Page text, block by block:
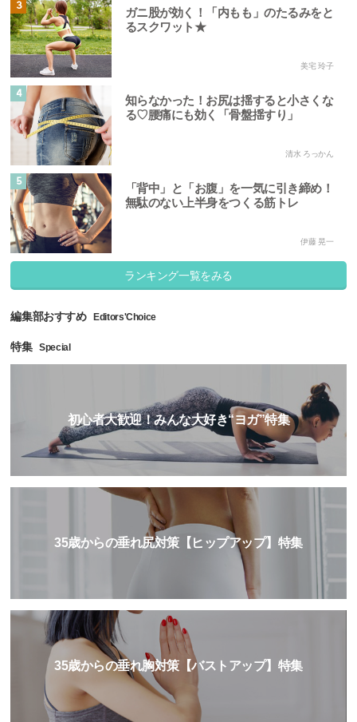
3
ガニ股が効く！「内もも」のたるみをと
るスクワット★
美宅 玲子
4
知らなかった！お尻は揺すると小さくな
る♡腰痛にも効く「骨盤揺すり」
清水 ろっかん
5
「背中」と「お腹」を一気に引き締め！
無駄のない上半身をつくる筋トレ
伊藤 晃一
ランキング一覧をみる
編集部おすすめ Editors'Choice
特集 Special
初心者大歓迎！みんな大好き“ヨガ”特集
35歳からの垂れ尻対策【ヒップアップ】特集
35歳からの垂れ胸対策【バストアップ】特集